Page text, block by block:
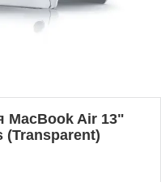
MacBook Air 13"
(Transparent)